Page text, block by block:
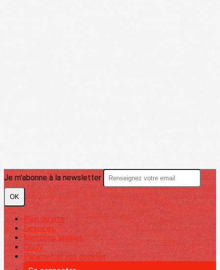
Je m'abonne à la newsletter
OK
Plan du site
Licences
Mentions légales
CGUV
Paramétrer vos cookies